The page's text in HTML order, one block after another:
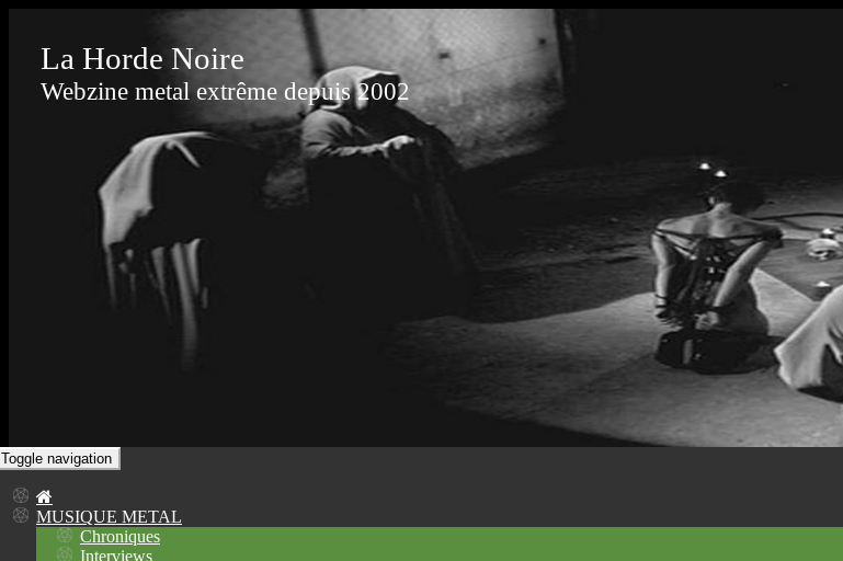
La Horde Noire
Webzine metal extrême depuis 2002
Toggle navigation
MUSIQUE METAL
Chroniques
Interviews